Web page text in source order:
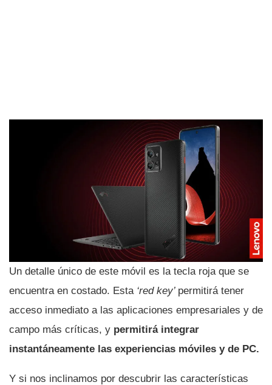
Un detalle único de este móvil es la tecla roja que se
encuentra en costado. Esta ‘red key’ permitirá tener
acceso inmediato a las aplicaciones empresariales y de
campo más críticas, y permitirá integrar
instantáneamente las experiencias móviles y de PC.
Y si nos inclinamos por descubrir las características